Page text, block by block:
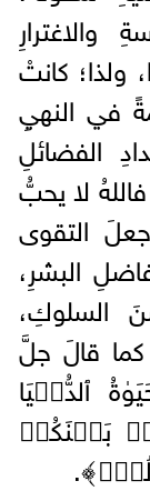
ولذا؛ كانتْ
في النهيِ
الفضائلِ
لا يحبُّ
التقوى
البشرِ،
السلوكِ،
كما قالَ جلَّ
ٱلدُّنۡیَا
بَیۡنَكُمۡ